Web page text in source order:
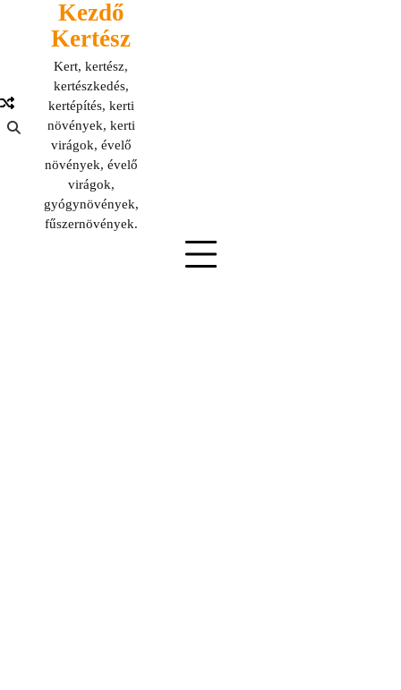
Kezdő
Kertész
Kert, kertész,
kertészkedés,
kertépítés, kerti
növények, kerti
virágok, évelő
növények, évelő
virágok,
gyógynövények,
fűszernövények.